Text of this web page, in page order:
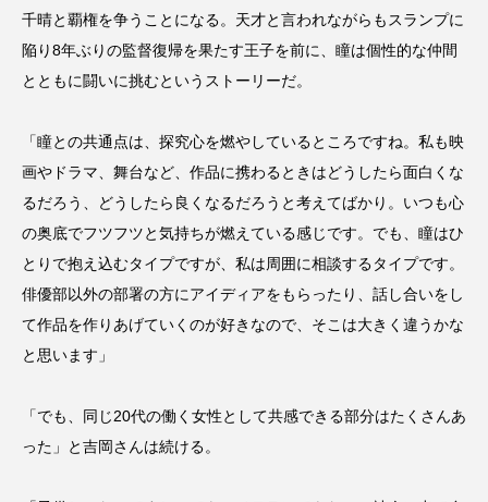
千晴と覇権を争うことになる。天才と言われながらもスランプに
陥り8年ぶりの監督復帰を果たす王子を前に、瞳は個性的な仲間
とともに闘いに挑むというストーリーだ。
「瞳との共通点は、探究心を燃やしているところですね。私も映
画やドラマ、舞台など、作品に携わるときはどうしたら面白くな
るだろう、どうしたら良くなるだろうと考えてばかり。いつも心
の奥底でフツフツと気持ちが燃えている感じです。でも、瞳はひ
とりで抱え込むタイプですが、私は周囲に相談するタイプです。
俳優部以外の部署の方にアイディアをもらったり、話し合いをし
て作品を作りあげていくのが好きなので、そこは大きく違うかな
と思います」
「でも、同じ20代の働く女性として共感できる部分はたくさんあ
った」と吉岡さんは続ける。